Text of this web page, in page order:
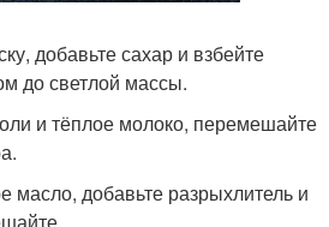
добавьте сахар и взбейте
до светлой массы.
и тёплое молоко, перемешайте
масло, добавьте разрыхлитель и